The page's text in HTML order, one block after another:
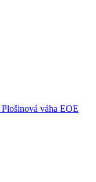
Plošinová váha EOE